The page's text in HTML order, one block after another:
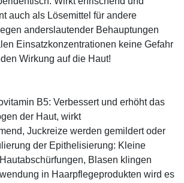
auch als Lösemittel für andere
anderslautender Behauptungen
Einsatzkonzentrationen keine Gefahr
Wirkung auf die Haut!
B5: Verbessert und erhöht das
der Haut, wirkt
Juckreize werden gemildert oder
der Epithelisierung: Kleine
Blasen klingen
in Haarpflegeprodukten wird es